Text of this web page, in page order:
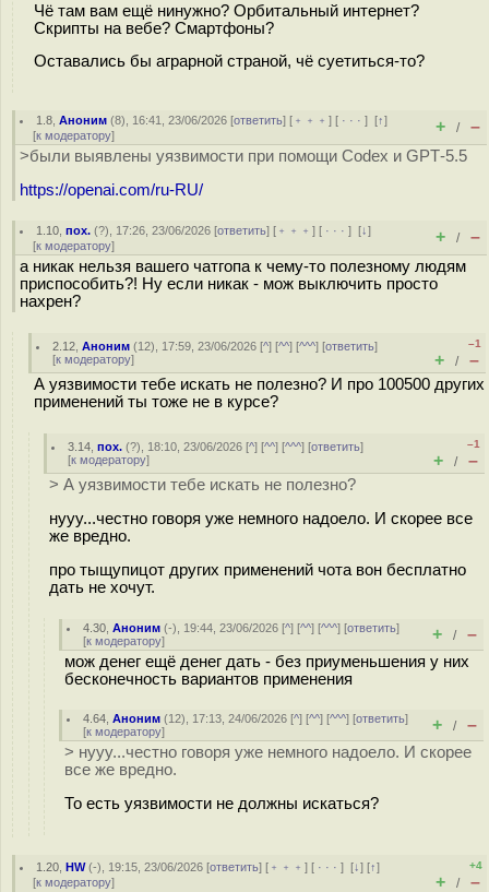
Чё там вам ещё нинужно? Орбитальный интернет?
Скрипты на вебе? Смартфоны?
Оставались бы аграрной страной, чё суетиться-то?
1.8 ,Аноним (8), 16:41, 23/06/2026 [ответить] [ ﹢﹢﹢] [ · · ·][↑]
[к модератору] + / –
>были выявлены уязвимости при помощи Codex и GPT‑5.5
https://openai.com/ru-RU/
1.10 ,пох. (?), 17:26, 23/06/2026 [ответить] [ ﹢﹢﹢] [ · · ·][↓]
[к модератору] + / –
а никак нельзя вашего чатгопа к чему-то полезному людям
приспособить?! Ну если никак - мож выключить просто
нахрен?
2.12 ,Аноним (12), 17:59, 23/06/2026 [^] [^^] [^^^] [ответить]
[к модератору]
–1
+ / –
А уязвимости тебе искать не полезно? И про 100500 других
применений ты тоже не в курсе?
3.14 ,пох. (?), 18:10, 23/06/2026 [^] [^^] [^^^] [ответить]
[к модератору]
–1
+ / –
> А уязвимости тебе искать не полезно?
нууу...честно говоря уже немного надоело. И скорее все
же вредно.
про тыщупицот других применений чота вон бесплатно
дать не хочут.
4.30 ,Аноним (-), 19:44, 23/06/2026 [^] [^^] [^^^] [ответить]
[к модератору] + / –
мож денег ещё денег дать - без приуменьшения у них
бесконечность вариантов применения
4.64 ,Аноним (12), 17:13, 24/06/2026 [^] [^^] [^^^] [ответить]
[к модератору] + / –
> нууу...честно говоря уже немного надоело. И скорее
все же вредно.
То есть уязвимости не должны искаться?
1.20 ,HW(-), 19:15, 23/06/2026 [ответить] [ ﹢﹢﹢] [ · · ·][↓] [↑]
[к модератору]
+4
+ / –